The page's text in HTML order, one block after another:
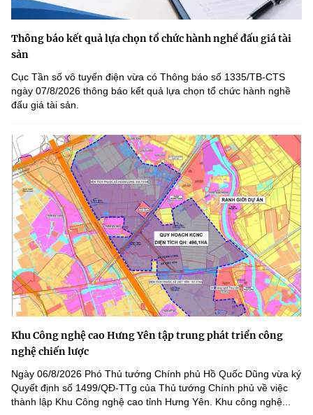
Thông báo kết quả lựa chọn tổ chức hành nghề đấu giá tài
sản
Cục Tần số vô tuyến điện vừa có Thông báo số 1335/TB-CTS
ngày 07/8/2026 thông báo kết quả lựa chọn tổ chức hành nghề
đấu giá tài sản.
Khu Công nghệ cao Hưng Yên tập trung phát triển công
nghệ chiến lược
Ngày 06/8/2026 Phó Thủ tướng Chính phủ Hồ Quốc Dũng vừa ký
Quyết định số 1499/QĐ-TTg của Thủ tướng Chính phủ về việc
thành lập Khu Công nghệ cao tỉnh Hưng Yên. Khu công nghệ...